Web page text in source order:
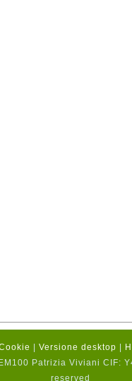
Versione desktop
Patrizia Viviani CIF:
reserved